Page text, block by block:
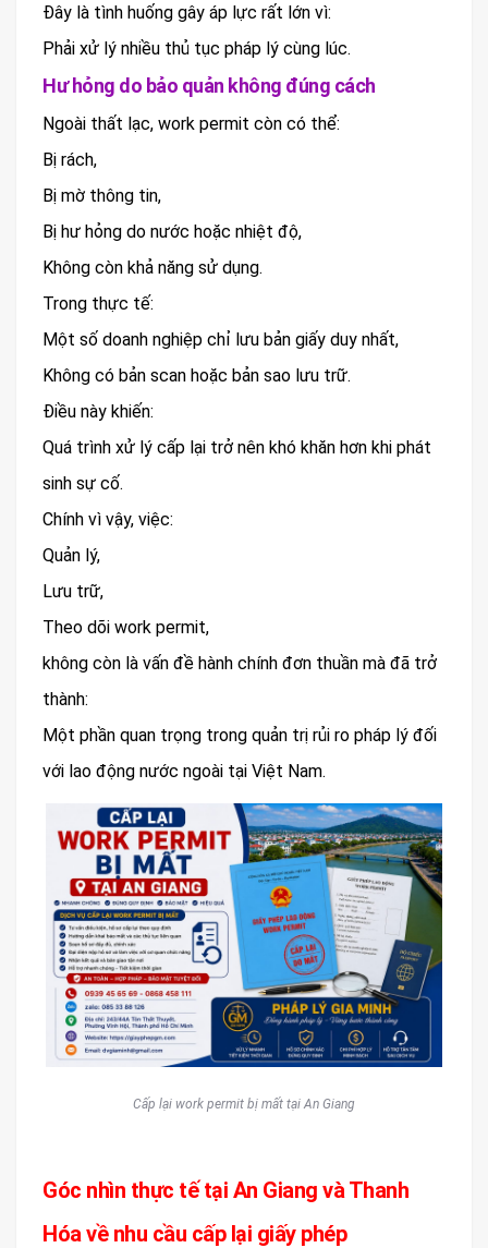
Đây là tình huống gây áp lực rất lớn vì:
Phải xử lý nhiều thủ tục pháp lý cùng lúc.
Hư hỏng do bảo quản không đúng cách
Ngoài thất lạc, work permit còn có thể:
Bị rách,
Bị mờ thông tin,
Bị hư hỏng do nước hoặc nhiệt độ,
Không còn khả năng sử dụng.
Trong thực tế:
Một số doanh nghiệp chỉ lưu bản giấy duy nhất,
Không có bản scan hoặc bản sao lưu trữ.
Điều này khiến:
Quá trình xử lý cấp lại trở nên khó khăn hơn khi phát
sinh sự cố.
Chính vì vậy, việc:
Quản lý,
Lưu trữ,
Theo dõi work permit,
không còn là vấn đề hành chính đơn thuần mà đã trở
thành:
Một phần quan trọng trong quản trị rủi ro pháp lý đối
với lao động nước ngoài tại Việt Nam.
Cấp lại work permit bị mất tại An Giang
Góc nhìn thực tế tại An Giang và Thanh
Hóa về nhu cầu cấp lại giấy phép